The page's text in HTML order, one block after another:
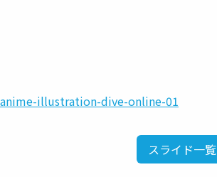
illustration-dive-online-01
スライド一覧